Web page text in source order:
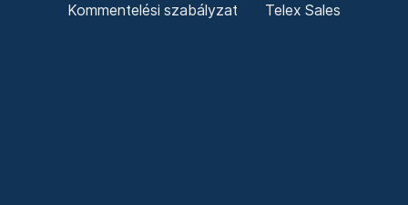
Kommentelési szabályzat Telex Sales